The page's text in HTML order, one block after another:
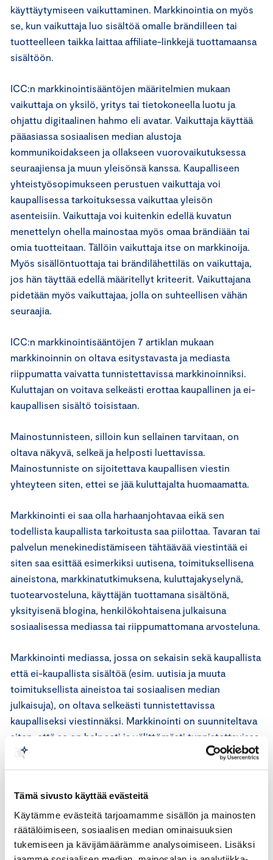
Tämä sivusto käyttää evästeitä
Käytämme evästeitä tarjoamamme sisällön ja mainosten
räätälöimiseen, sosiaalisen median ominaisuuksien
tukemiseen ja kävijämäärämme analysoimiseen. Lisäksi
käyttäytymiseen vaikuttaminen. Markkinointia on myös
se, kun vaikuttaja luo sisältöä omalle brändilleen tai
tuotteelleen taikka laittaa affiliate-linkkejä tuottamaansa
sisältöön.
ICC:n markkinointisääntöjen määritelmien mukaan
vaikuttaja on yksilö, yritys tai tietokoneella luotu ja
ohjattu digitaalinen hahmo eli avatar. Vaikuttaja käyttää
pääasiassa sosiaalisen median alustoja
kommunikoidakseen ja ollakseen vuorovaikutuksessa
seuraajiensa ja muun yleisönsä kanssa. Kaupalliseen
yhteistyösopimukseen perustuen vaikuttaja voi
kaupallisessa tarkoituksessa vaikuttaa yleisön
asenteisiin. Vaikuttaja voi kuitenkin edellä kuvatun
menettelyn ohella mainostaa myös omaa brändiään tai
omia tuotteitaan. Tällöin vaikuttaja itse on markkinoija.
Myös sisällöntuottaja tai brändilähettiläs on vaikuttaja,
jos hän täyttää edellä määritellyt kriteerit. Vaikuttajana
pidetään myös vaikuttajaa, jolla on suhteellisen vähän
seuraajia.
ICC:n markkinointisääntöjen 7 artiklan mukaan
markkinoinnin on oltava esitystavasta ja mediasta
riippumatta vaivatta tunnistettavissa markkinoinniksi.
Kuluttajan on voitava selkeästi erottaa kaupallinen ja ei-
kaupallisen sisältö toisistaan.
Mainostunnisteen, silloin kun sellainen tarvitaan, on
oltava näkyvä, selkeä ja helposti luettavissa.
Mainostunniste on sijoitettava kaupallisen viestin
yhteyteen siten, ettei se jää kuluttajalta huomaamatta.
Markkinointi ei saa olla harhaanjohtavaa eikä sen
todellista kaupallista tarkoitusta saa piilottaa. Tavaran tai
palvelun menekinedistämiseen tähtäävää viestintää ei
siten saa esittää esimerkiksi uutisena, toimituksellisena
aineistona, markkinatutkimuksena, kuluttajakyselynä,
tuotearvosteluna, käyttäjän tuottamana sisältönä,
yksityisenä blogina, henkilökohtaisena julkaisuna
sosiaalisessa mediassa tai riippumattomana arvosteluna.
Markkinointi mediassa, jossa on sekaisin sekä kaupallista
että ei-kaupallista sisältöä (esim. uutisia ja muuta
toimituksellista aineistoa tai sosiaalisen median
julkaisuja), on oltava selkeästi tunnistettavissa
kaupalliseksi viestinnäksi. Markkinointi on suunniteltava
siten, että se on helposti ja välittömästi tunnistettavissa
markkinoinniksi. Markkinointi on tarvittaessa merkittävä
mainostunnisteella.
ICC:n markkinointisääntöjen 18.1 artiklan mukaan
markkinoinnissa saa käyttää todistusta, suositusta tai
muuta vastaavaa (esim. testi) vain, jos se on aito, toteen
näytettävissä ja olennainen.